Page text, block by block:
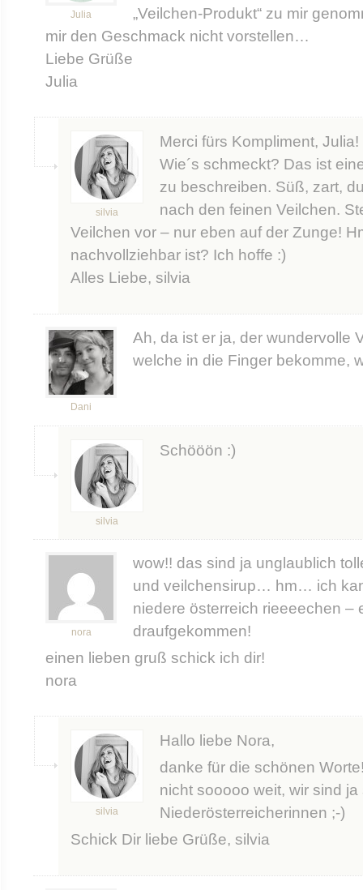
Julia
„Veilchen-Produkt“ zu mir
mir den Geschmack nicht vorstellen…
Liebe Grüße
Julia
silvia
Merci fürs Kompliment, Julia!
Wie´s schmeckt? Das ist
zu beschreiben. Süß, zart,
nach den feinen Veilchen.
Veilchen vor – nur eben auf der Zunge!
nachvollziehbar ist? Ich hoffe :)
Alles Liebe, silvia
Dani
Ah, da ist er ja, der wundervolle
welche in die Finger bekomme,
silvia
Schööön :)
nora
wow!! das sind ja unglaublich
und veilchensirup… hm… ich
niedere österreich rieeeechen –
draufgekommen!
einen lieben gruß schick ich dir!
nora
silvia
Hallo liebe Nora,
danke für die schönen
nicht sooooo weit, wir sind
Niederösterreicherinnen ;-)
Schick Dir liebe Grüße, silvia